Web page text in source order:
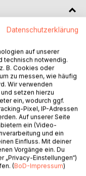
adventure to the
the world of
but also
Datenschutzerklärung
auf unserer
technisch notwendig.
B. Cookies oder
zu messen, wie häufig
Wir verwenden
setzen hierzu
ein, wodurch ggf.
Pixel, IP-Adressen
Auf unserer Seite
ein (Video-
und ein
Einfluss. Mit deiner
Vorgänge ein. Du
„Privacy-Einstellungen“)
(BoD-Impressum)